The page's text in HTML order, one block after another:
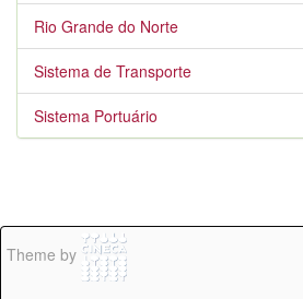
Rio Grande do Norte
Sistema de Transporte
Sistema Portuário
Theme by